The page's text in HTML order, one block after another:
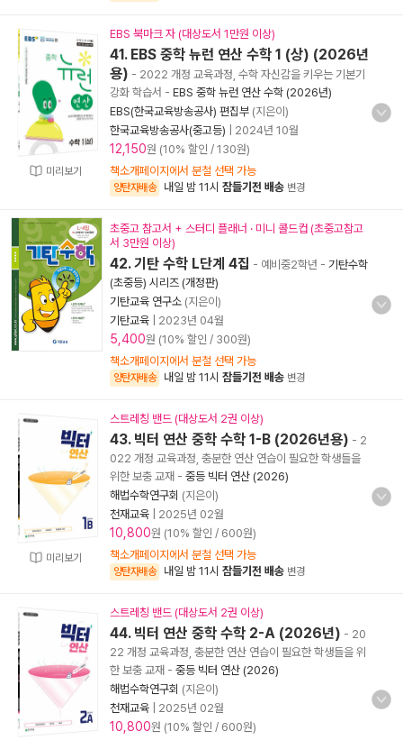
미리보기
EBS 북마크 자 (대상도서 1만원 이상)
41. EBS 중학 뉴런 연산 수학 1 (상) (2026년
용) - 2022 개정 교육과정, 수학 자신감을 키우는 기본기
강화 학습서 - EBS 중학 뉴런 연산 수학 (2026년)
EBS(한국교육방송공사) 편집부 (지은이)
한국교육방송공사(중고등)
2024년 10월
12,150원 (10% 할인 / 130원)
책소개페이지에서 분철 선택 가능
양탄자배송 내일 밤 11시 잠들기전 배송 변경
초중고 참고서 + 스터디 플래너 · 미니 콜드컵 (초중고참고
서 3만원 이상)
42. 기탄 수학 L단계 4집 - 예비중2학년 - 기탄수학
(초중등) 시리즈 (개정판)
기탄교육 연구소 (지은이)
기탄교육
2023년 04월
5,400원 (10% 할인 / 300원)
책소개페이지에서 분철 선택 가능
양탄자배송 내일 밤 11시 잠들기전 배송 변경
미리보기
스트레칭 밴드 (대상도서 2권 이상)
43. 빅터 연산 중학 수학 1-B (2026년용) - 2
022 개정 교육과정, 충분한 연산 연습이 필요한 학생들을
위한 보충 교재 - 중등 빅터 연산 (2026)
해법수학연구회 (지은이)
천재교육
2025년 02월
10,800원 (10% 할인 / 600원)
책소개페이지에서 분철 선택 가능
양탄자배송 내일 밤 11시 잠들기전 배송 변경
스트레칭 밴드 (대상도서 2권 이상)
44. 빅터 연산 중학 수학 2-A (2026년) - 20
22 개정 교육과정, 충분한 연산 연습이 필요한 학생들을 위
한 보충 교재 - 중등 빅터 연산 (2026)
해법수학연구회 (지은이)
천재교육
2025년 02월
10,800원 (10% 할인 / 600원)